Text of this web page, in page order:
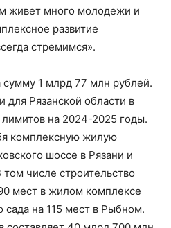
живет много молодежи и
развитие
стремимся».
сумму 1 млрд 77 млн рублей.
для Рязанской области в
на 2024-2025 годы.
комплексную жилую
шоссе в Рязани и
числе строительство
мест в жилом комплексе
на 115 мест в Рыбном.